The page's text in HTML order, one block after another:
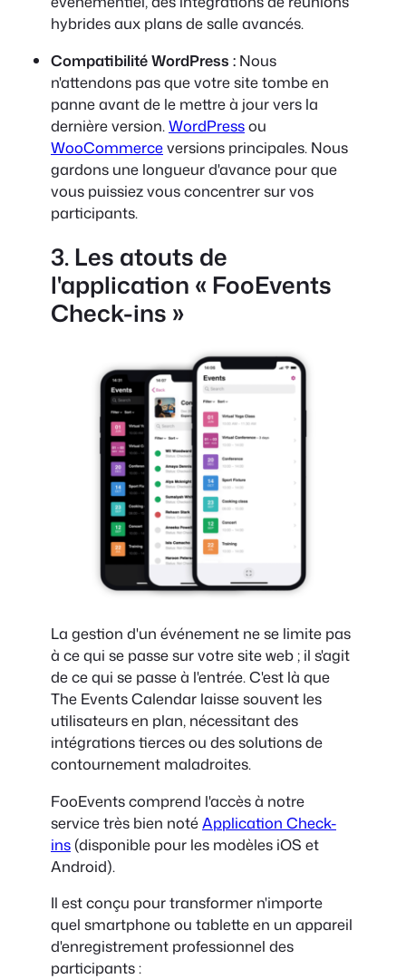
hybrides aux plans de salle avancés.
Compatibilité WordPress : Nous
n'attendons pas que votre site tombe en
panne avant de le mettre à jour vers la
dernière version. WordPressou
WooCommerceversions principales. Nous
gardons une longueur d'avance pour que
vous puissiez vous concentrer sur vos
participants.
3. Les atouts de
l'application « FooEvents
Check-ins »
La gestion d'un événement ne se limite pas
à ce qui se passe sur votre site web ; il s'agit
de ce qui se passe à l'entrée. C'est là que
The Events Calendar laisse souvent les
utilisateurs en plan, nécessitant des
intégrations tierces ou des solutions de
contournement maladroites.
FooEvents comprend l'accès à notre
service très bien noté Application Check-
ins(disponible pour les modèles iOS et
Android).
Il est conçu pour transformer n'importe
quel smartphone ou tablette en un appareil
d'enregistrement professionnel des
participants :